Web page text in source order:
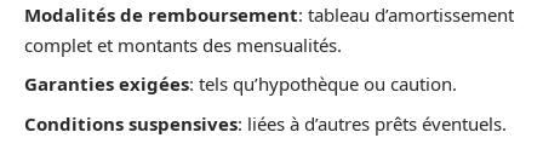
Modalités de remboursement: tableau d’amortissement
complet et montants des mensualités.
Garanties exigées: tels qu’hypothèque ou caution.
Conditions suspensives: liées à d’autres prêts éventuels.